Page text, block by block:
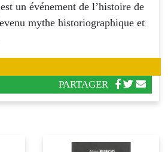
un événement de l’histoire de
mythe historiographique et
PARTAGER